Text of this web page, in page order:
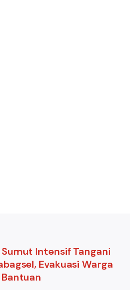
Intensif Tangani
Evakuasi Warga